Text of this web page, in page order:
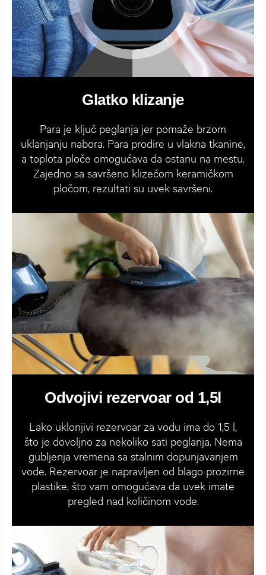
Glatko klizanje
Para je ključ peglanja jer pomaže brzom
uklanjanju nabora. Para prodire u vlakna tkanine,
a toplota ploče omogućava da ostanu na mestu.
Zajedno sa savršeno klizećom keramičkom
pločom, rezultati su uvek savršeni.
Odvojivi rezervoar od 1,5l
Lako uklonjivi rezervoar za vodu ima do 1,5 l,
što je dovoljno za nekoliko sati peglanja. Nema
gubljenja vremena sa stalnim dopunjavanjem
vode. Rezervoar je napravljen od blago prozirne
plastike, što vam omogućava da uvek imate
pregled nad količinom vode.